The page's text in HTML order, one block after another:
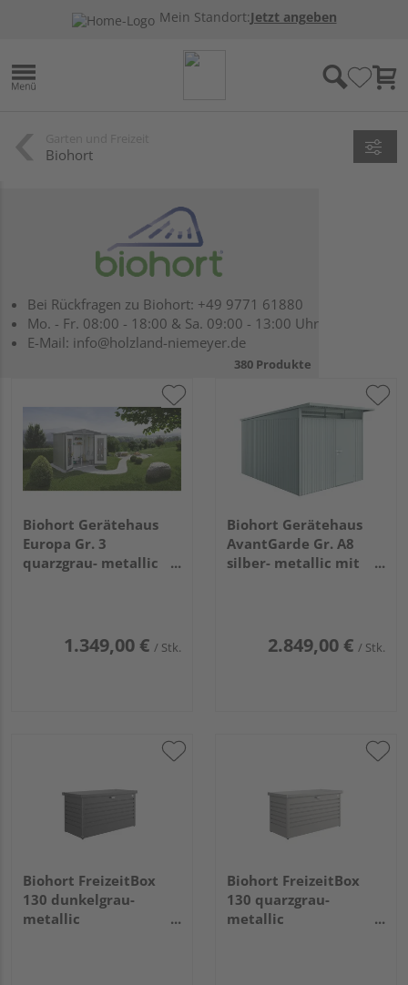
Mein Standort:Jetzt angeben
Biohort
Bei Rückfragen zu Biohort: +49 9771 61880
Mo. - Fr. 08:00 - 18:00 & Sa. 09:00 - 13:00 Uhr
E-Mail: info@holzland-niemeyer.de
380 Produkte
Biohort Gerätehaus
Europa Gr. 3
quarzgrau- metallic
1.349,00 € / Stk.
Biohort Gerätehaus
AvantGarde Gr. A8
silber- metallic mit
2.849,00 € / Stk.
Biohort FreizeitBox
130 dunkelgrau-
metallic
Biohort FreizeitBox
130 quarzgrau-
metallic